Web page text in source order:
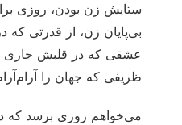
ستایش زن بودن، روزی
بی‌پایان زن، از قدرتی که
عشقی که در قلبش جاری
ظریفی که جهان را
می‌خواهم روزی برسد که